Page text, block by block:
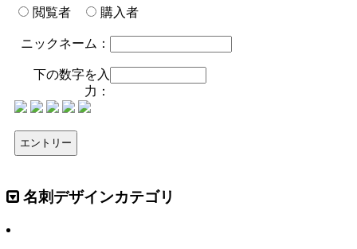
閲覧者 購入者
ニックネーム：
下の数字を入
力：
名刺デザインカテゴリ